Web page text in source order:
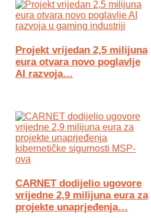
Projekt vrijedan 2,5 milijuna
eura otvara novo poglavlje
AI razvoja…
CARNET dodijelio ugovore
vrijedne 2,9 milijuna eura za
projekte unaprjeđenja…